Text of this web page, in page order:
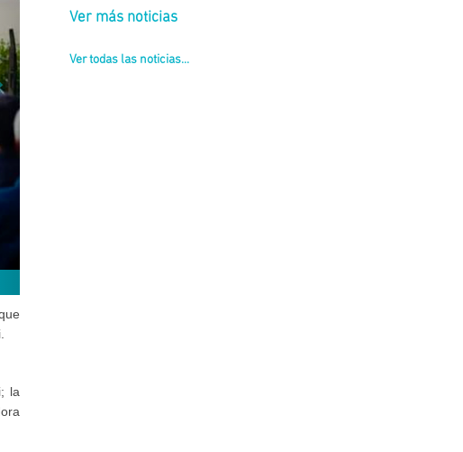
la
Ver más noticias
Ver todas las noticias...